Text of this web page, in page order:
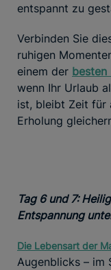
entspannt zu
Verbinden Sie
ruhigen
einem der besten
wenn Ihr Urlaub
ist, bleibt Zeit für
Erholung
Tag 6 und 7:
Entspannung
Die Lebensart der
Augenblicks – im